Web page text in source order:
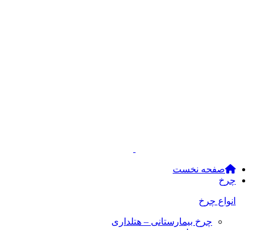
صفحه نخست
چرخ
انواع چرخ
چرخ بیمارستانی – هتلداری